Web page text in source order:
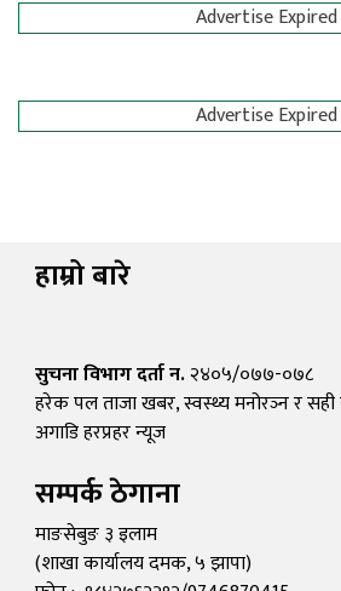
Advertise
Advertise
हाम्रो बारे
सुचना विभाग दर्ता न.२४०५/०७७-०७८
हरेक पल ताजा खबर, स्वस्थ्य मनोरञ्न र
अगाडि हरप्रहर न्यूज
सम्पर्क ठेगाना
माङसेबुङ ३ इलाम
(शाखा कार्यालय दमक, ५ झापा)